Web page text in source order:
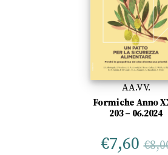
AA.VV.
Formiche Anno
203 – 06.2024
€7,60 €